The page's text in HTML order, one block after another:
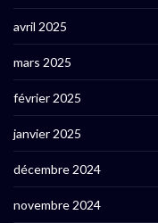
avril 2025
mars 2025
février 2025
janvier 2025
décembre 2024
novembre 2024